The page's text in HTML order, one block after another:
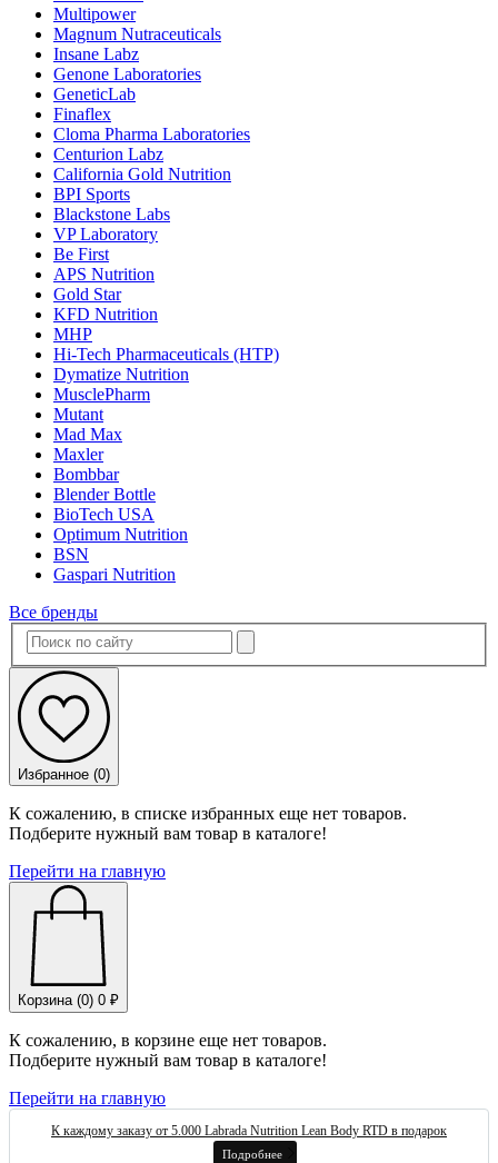
Multipower
Magnum Nutraceuticals
Insane Labz
Genone Laboratories
GeneticLab
Finaflex
Cloma Pharma Laboratories
Centurion Labz
California Gold Nutrition
BPI Sports
Blackstone Labs
VP Laboratory
Be First
APS Nutrition
Gold Star
KFD Nutrition
MHP
Hi-Tech Pharmaceuticals (HTP)
Dymatize Nutrition
MusclePharm
Mutant
Mad Max
Maxler
Bombbar
Blender Bottle
BioTech USA
Optimum Nutrition
BSN
Gaspari Nutrition
Все бренды
Избранное (0)
К сожалению, в списке избранных еще нет товаров.
Подберите нужный вам товар в каталоге!
Перейти на главную
Корзина (0) 0 ₽
К сожалению, в корзине еще нет товаров.
Подберите нужный вам товар в каталоге!
Перейти на главную
К каждому заказу от 5.000 Labrada Nutrition Lean Body RTD в подарок
Подробнее